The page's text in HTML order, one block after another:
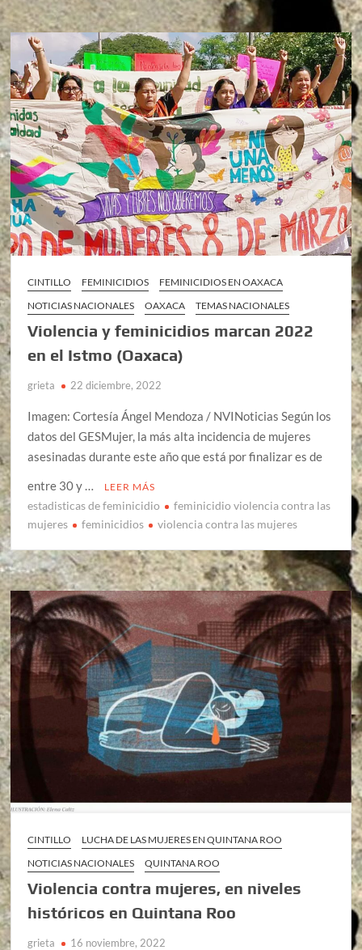
CINTILLO FEMINICIDIOS
FEMINICIDIOS EN OAXACA
NOTICIAS NACIONALES
OAXACA TEMAS NACIONALES
Violencia y feminicidios marcan 2022
en el Istmo (Oaxaca)
grieta 22 diciembre, 2022
Imagen: Cortesía Ángel Mendoza / NVINoticias Según los
datos del GESMujer, la más alta incidencia de mujeres
asesinadas durante este año que está por finalizar es de
entre 30 y …
LEER MÁS
estadisticas de feminicidio
feminicidio violencia contra las
mujeres
feminicidios violencia contra las mujeres
CINTILLO
LUCHA DE LAS MUJERES EN QUINTANA ROO
NOTICIAS NACIONALES
QUINTANA ROO
Violencia contra mujeres, en niveles
históricos en Quintana Roo
grieta 16 noviembre, 2022